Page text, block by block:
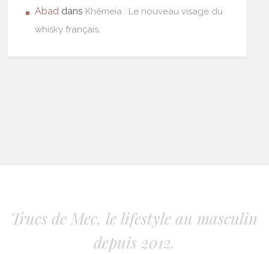
Abad dans Khêmeia : Le nouveau visage du
whisky français.
Trucs de Mec, le lifestyle au masculin
depuis 2012.